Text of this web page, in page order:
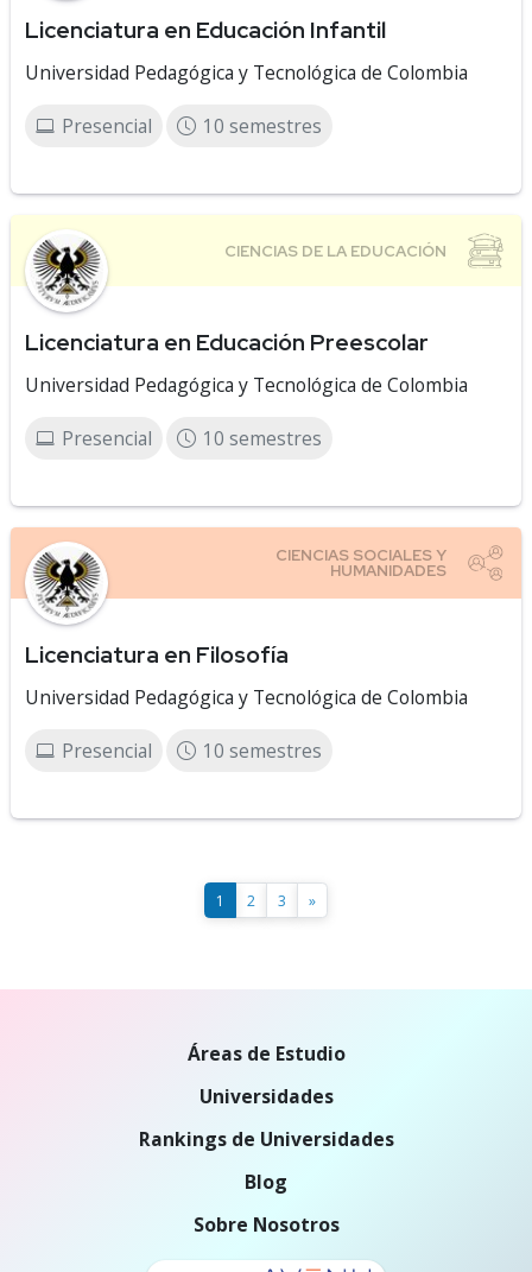
Licenciatura en Educación Infantil
Universidad Pedagógica y Tecnológica de Colombia
Presencial 10 semestres
Licenciatura en Educación Preescolar
Universidad Pedagógica y Tecnológica de Colombia
Presencial 10 semestres
Licenciatura en Filosofía
Universidad Pedagógica y Tecnológica de Colombia
Presencial 10 semestres
1 2 3 »
Áreas de Estudio
Universidades
Rankings de Universidades
Blog
Sobre Nosotros